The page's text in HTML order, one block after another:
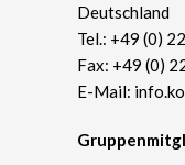
Deutschland
Tel.: +49 (0)
Fax: +49 (0)
E-Mail: